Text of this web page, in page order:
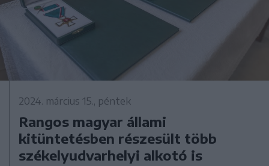
2024. március 15., péntek
Rangos magyar állami
kitüntetésben részesült több
székelyudvarhelyi alkotó is